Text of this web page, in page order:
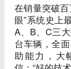
在销量突破
眼”系统史上
A、B、C三
台车辆，全
助能力，大